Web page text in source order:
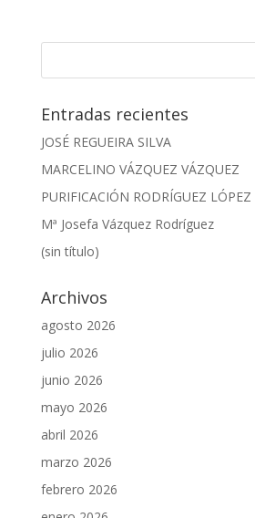
Entradas recientes
JOSÉ REGUEIRA SILVA
MARCELINO VÁZQUEZ VÁZQUEZ
PURIFICACIÓN RODRÍGUEZ LÓPEZ
Mª Josefa Vázquez Rodríguez
(sin título)
Archivos
agosto 2026
julio 2026
junio 2026
mayo 2026
abril 2026
marzo 2026
febrero 2026